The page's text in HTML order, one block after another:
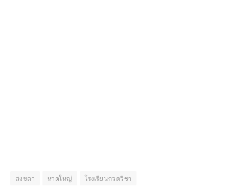
สงขลา หาดใหญ่ โรงเรียนกวดวิชา